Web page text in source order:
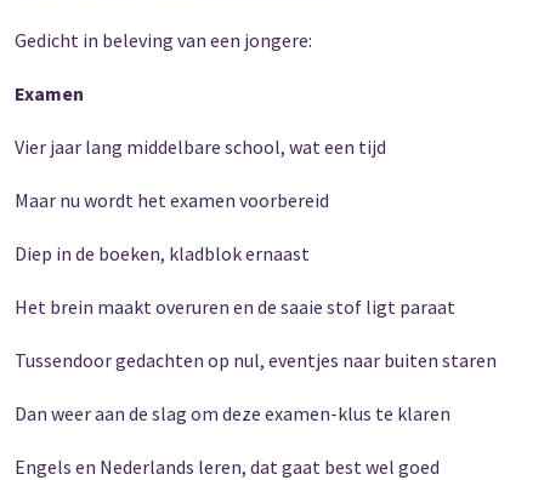
Gedicht in beleving van een jongere:
Examen
Vier jaar lang middelbare school, wat een tijd
Maar nu wordt het examen voorbereid
Diep in de boeken, kladblok ernaast
Het brein maakt overuren en de saaie stof ligt paraat
Tussendoor gedachten op nul, eventjes naar buiten staren
Dan weer aan de slag om deze examen-klus te klaren
Engels en Nederlands leren, dat gaat best wel goed